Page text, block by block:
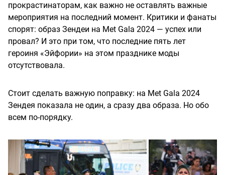
прокрастинаторам, как важно не оставлять важные
мероприятия на последний момент. Критики и фанаты
спорят: образ Зендеи на Met Gala 2024 — успех или
провал? И это при том, что последние пять лет
героиня «Эйфории» на этом празднике моды
отсутствовала.
Стоит сделать важную поправку: на Met Gala 2024
Зендея показала не один, а сразу два образа. Но обо
всем по-порядку.